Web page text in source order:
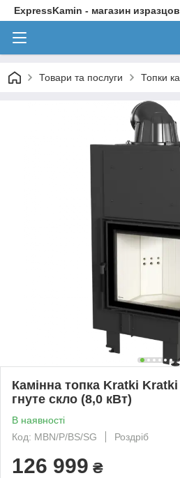
ExpressKamin - магазин
Товари та послуги Топки
Камінна топка Kratki
гнуте скло (8,0 кВт)
В наявності
Код: MBN/P/BS/SG
Роздріб
126 999 ₴